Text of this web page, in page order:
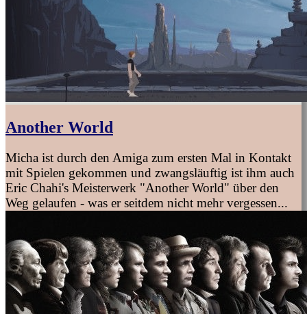
Another World
Micha ist durch den Amiga zum ersten Mal in Kontakt
mit Spielen gekommen und zwangsläuftig ist ihm auch
Eric Chahi's Meisterwerk "Another World" über den
Weg gelaufen - was er seitdem nicht mehr vergessen...